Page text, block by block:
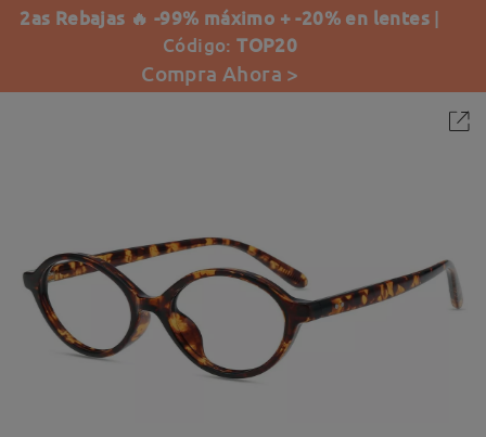
2as Rebajas 🔥 -99% máximo + -20% en lentes |
Código:TOP20
Compra Ahora >